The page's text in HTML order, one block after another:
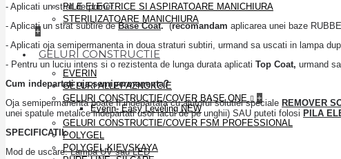
PILE ELECTRICE SI ASPIRATOARE MANICHIURA
STERILIZATOARE MANICHIURA
+
GELURI CONSTRUCTIE
EVERIN
GELURI ALLEPAZNOKCIE
GELURI CONSTRUCTIE/COVER BASE ONE
+
Everin- Easy Leveling NEW
GELURI CONSTRUCTIE/COVER FSM PROFESSIONAL
POLYGEL
POLYGEL KIEVSKAYA
- Aplicati un strat de primer.
- Aplicati un strat subtire deBase Coat.(recomandam aplicarea unei baze
- Aplicati oja semipermanenta in doua straturi subtiri, urmand sa uscati in lampa
- Pentru un luciu intens si o rezistenta de lunga durata aplicati Top Coat, urmand
Cum indepartati oja semipermanenta?
Oja semipermanenta poate fi indepartata cu ajutorul solutiei speciale REMOVER
unei spatule metalice indepartati usor lacul de pe unghii) SAU puteti folosi PILA
SPECIFICATII:
Mod de uscare:Lampa UV sau LED